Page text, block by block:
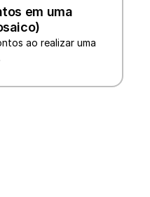
em uma
ao realizar uma